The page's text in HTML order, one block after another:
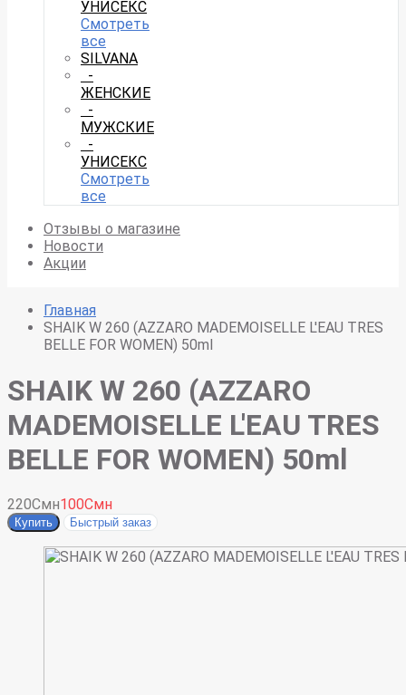
УНИСЕКС
Смотреть
все
SILVANA
-
ЖЕНСКИЕ
-
МУЖСКИЕ
-
УНИСЕКС
Смотреть
все
Отзывы о магазине
Новости
Акции
Главная
SHAIK W 260 (AZZARO MADEMOISELLE L'EAU TRES
BELLE FOR WOMEN) 50ml
SHAIK W 260 (AZZARO
MADEMOISELLE L'EAU TRES
BELLE FOR WOMEN) 50ml
220Смн100Смн
Купить Быстрый заказ